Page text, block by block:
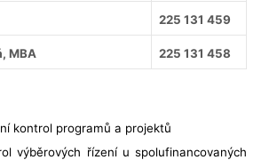
225 131 459
MBA 225 131 458
kontrol programů a projektů
výběrových řízení u spolufinancovaných